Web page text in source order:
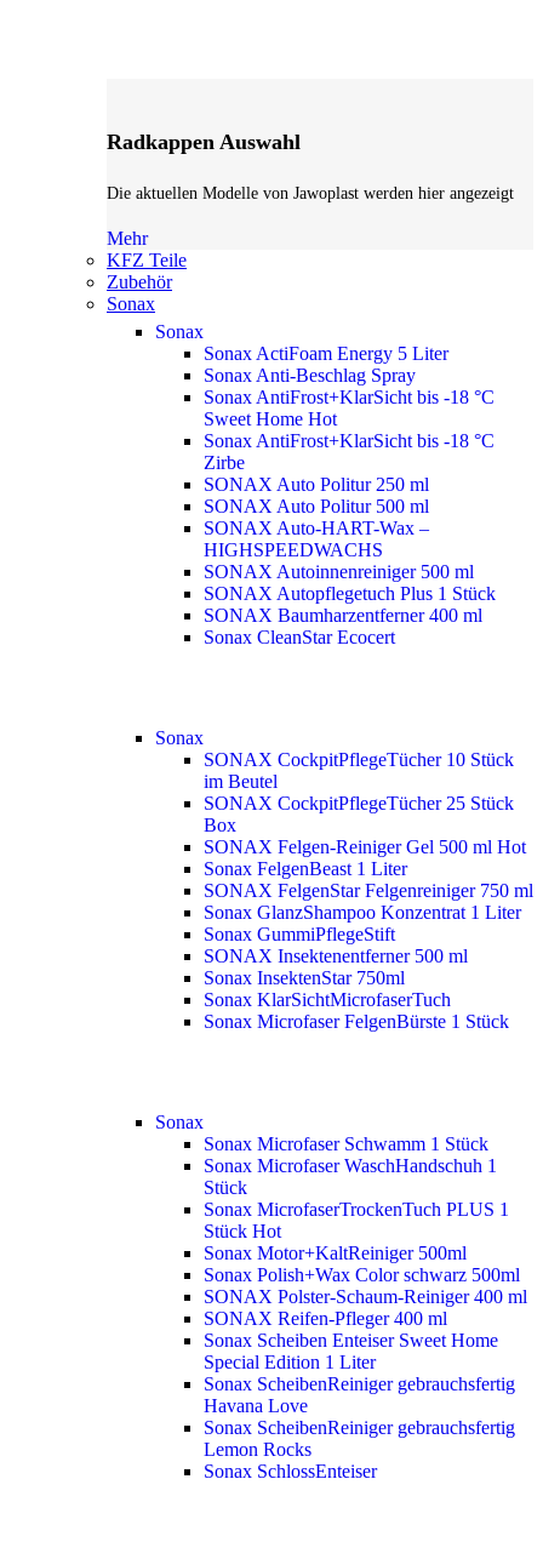
Radkappen Auswahl
Die aktuellen Modelle von Jawoplast werden hier angezeigt
Mehr
KFZ Teile
Zubehör
Sonax
Sonax
Sonax ActiFoam Energy 5 Liter
Sonax Anti-Beschlag Spray
Sonax AntiFrost+KlarSicht bis -18 °C
Sweet Home Hot
Sonax AntiFrost+KlarSicht bis -18 °C
Zirbe
SONAX Auto Politur 250 ml
SONAX Auto Politur 500 ml
SONAX Auto-HART-Wax –
HIGHSPEEDWACHS
SONAX Autoinnenreiniger 500 ml
SONAX Autopflegetuch Plus 1 Stück
SONAX Baumharzentferner 400 ml
Sonax CleanStar Ecocert
Sonax
SONAX CockpitPflegeTücher 10 Stück
im Beutel
SONAX CockpitPflegeTücher 25 Stück
Box
SONAX Felgen-Reiniger Gel 500 ml Hot
Sonax FelgenBeast 1 Liter
SONAX FelgenStar Felgenreiniger 750 ml
Sonax GlanzShampoo Konzentrat 1 Liter
Sonax GummiPflegeStift
SONAX Insektenentferner 500 ml
Sonax InsektenStar 750ml
Sonax KlarSichtMicrofaserTuch
Sonax Microfaser FelgenBürste 1 Stück
Sonax
Sonax Microfaser Schwamm 1 Stück
Sonax Microfaser WaschHandschuh 1
Stück
Sonax MicrofaserTrockenTuch PLUS 1
Stück Hot
Sonax Motor+KaltReiniger 500ml
Sonax Polish+Wax Color schwarz 500ml
SONAX Polster-Schaum-Reiniger 400 ml
SONAX Reifen-Pfleger 400 ml
Sonax Scheiben Enteiser Sweet Home
Special Edition 1 Liter
Sonax ScheibenReiniger gebrauchsfertig
Havana Love
Sonax ScheibenReiniger gebrauchsfertig
Lemon Rocks
Sonax SchlossEnteiser